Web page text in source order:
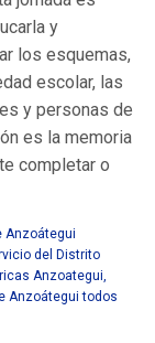
y
los esquemas,
escolar, las
y personas de
es la memoria
completar o
Anzoátegui
del Distrito
Anzoategui
Anzoátegui todos